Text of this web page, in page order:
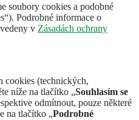
soubory cookies a podobné
Podrobné informace o
v Zásadách ochrany
cookies (technických,
níže na tlačítko „Souhlasím se
odmítnout, pouze některé
na tlačítko „Podrobné